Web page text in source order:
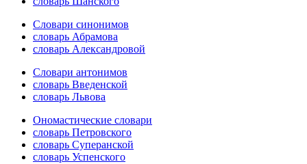
Словари синонимов
словарь Абрамова
словарь Александровой
Словари антонимов
словарь Введенской
словарь Львова
Ономастические словари
словарь Петровского
словарь Суперанской
словарь Успенского